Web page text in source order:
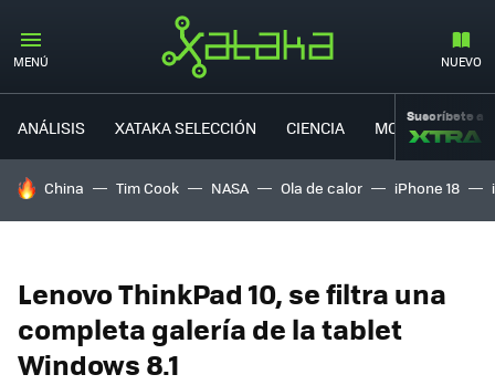
MENÚ NUEVO
ANÁLISIS XATAKA SELECCIÓN CIENCIA MOVILIDAD
Suscríbete a
HOY SE HABLA DE
China Tim Cook NASA Ola de calor iPhone 18
Lenovo ThinkPad 10, se filtra una
completa galería de la tablet
Windows 8.1